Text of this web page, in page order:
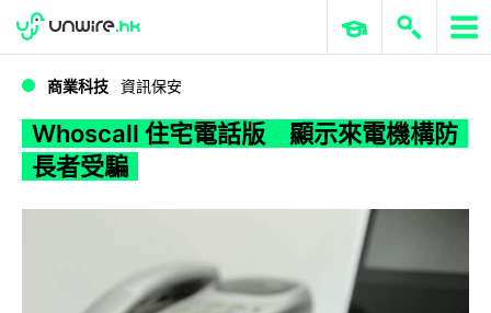
WWDC 2026 ERP 與商業 AI
商業科技 資訊保安
Whoscall 住宅電話版 顯示來電機構防
長者受騙